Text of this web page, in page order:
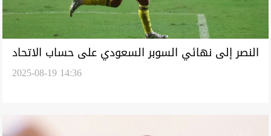
النصر إلى نهائي السوبر السعودي على حساب الاتحاد
2025-08-19 14:36